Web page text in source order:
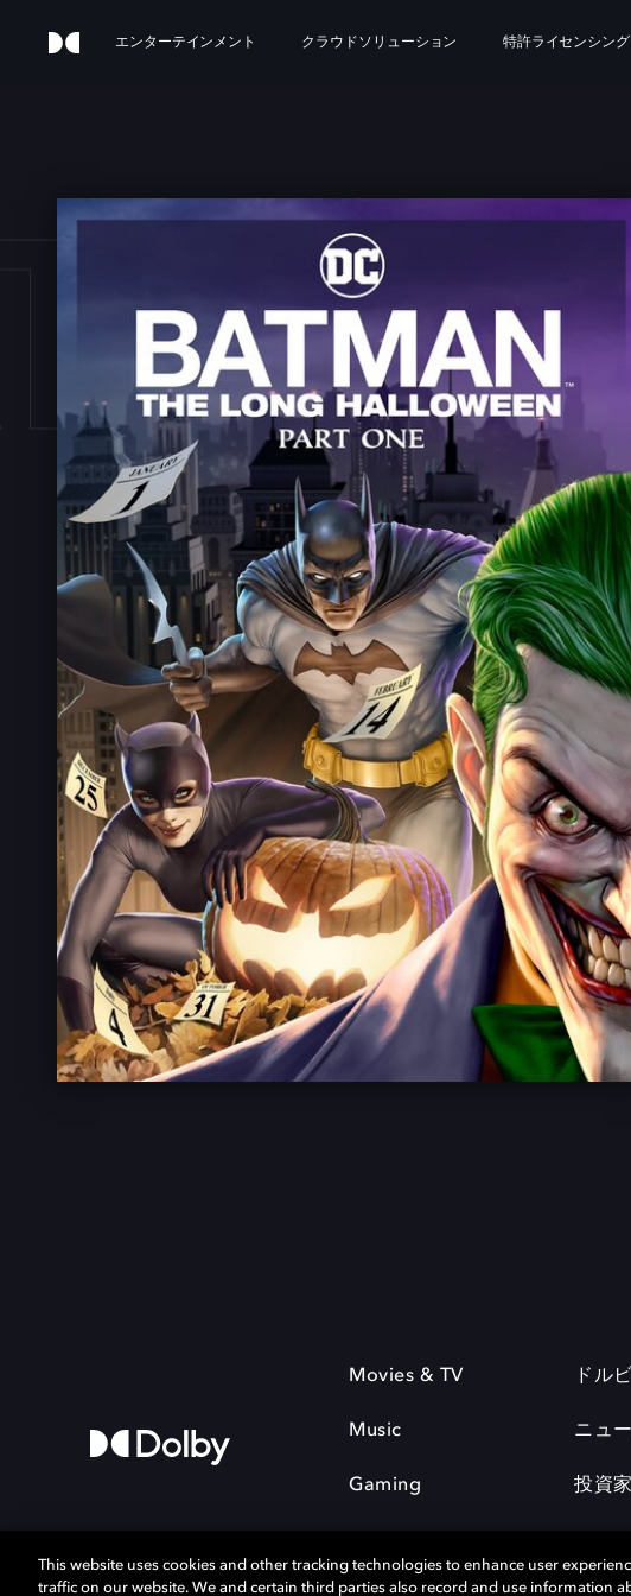
エンターテインメント クラウドソリューション 特許ライセンシング
Movies & TV
Music
Gaming
ドル
ニュ
投資
This website uses cookies and other tracking technologies to enhance user
traffic on our website. We and certain third parties also record and use information